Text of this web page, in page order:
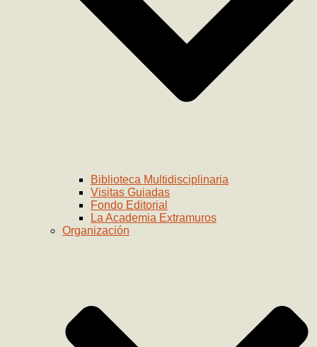
Biblioteca Multidisciplinaria
Visitas Guiadas
Fondo Editorial
La Academia Extramuros
Organización